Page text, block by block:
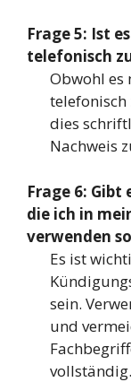
Frage 5: Ist
telefonisch
Obwohl es
dies
Nachweis
Frage 6:
die ich in
verwenden
Es ist
sein.
und
vollständig.